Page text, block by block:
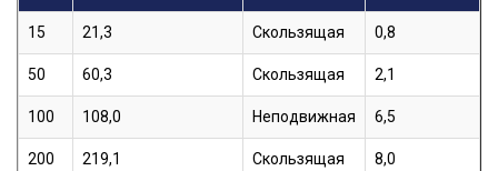
15 21,3 Скользящая 0,8
50 60,3 Скользящая 2,1
100 108,0 Неподвижная 6,5
200 219,1 Скользящая 8,0